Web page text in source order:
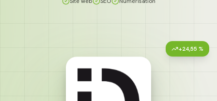
+24,55 %